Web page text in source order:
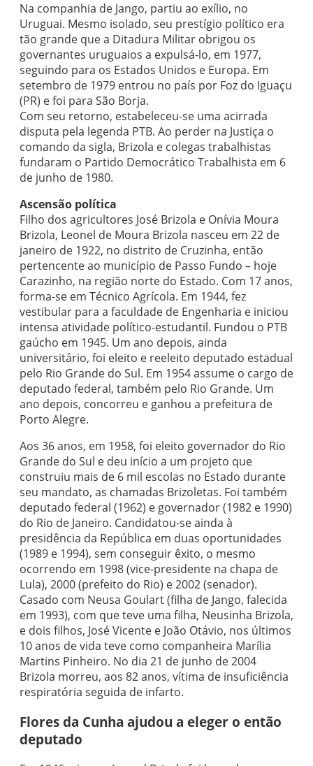
Na companhia de Jango, partiu ao exílio, no
Uruguai. Mesmo isolado, seu prestígio político era
tão grande que a Ditadura Militar obrigou os
governantes uruguaios a expulsá-lo, em 1977,
seguindo para os Estados Unidos e Europa. Em
setembro de 1979 entrou no país por Foz do Iguaçu
(PR) e foi para São Borja.
Com seu retorno, estabeleceu-se uma acirrada
disputa pela legenda PTB. Ao perder na Justiça o
comando da sigla, Brizola e colegas trabalhistas
fundaram o Partido Democrático Trabalhista em 6
de junho de 1980.
Ascensão política
Filho dos agricultores José Brizola e Onívia Moura
Brizola, Leonel de Moura Brizola nasceu em 22 de
janeiro de 1922, no distrito de Cruzinha, então
pertencente ao município de Passo Fundo – hoje
Carazinho, na região norte do Estado. Com 17 anos,
forma-se em Técnico Agrícola. Em 1944, fez
vestibular para a faculdade de Engenharia e iniciou
intensa atividade político-estudantil. Fundou o PTB
gaúcho em 1945. Um ano depois, ainda
universitário, foi eleito e reeleito deputado estadual
pelo Rio Grande do Sul. Em 1954 assume o cargo de
deputado federal, também pelo Rio Grande. Um
ano depois, concorreu e ganhou a prefeitura de
Porto Alegre.
Aos 36 anos, em 1958, foi eleito governador do Rio
Grande do Sul e deu início a um projeto que
construiu mais de 6 mil escolas no Estado durante
seu mandato, as chamadas Brizoletas. Foi também
deputado federal (1962) e governador (1982 e 1990)
do Rio de Janeiro. Candidatou-se ainda à
presidência da República em duas oportunidades
(1989 e 1994), sem conseguir êxito, o mesmo
ocorrendo em 1998 (vice-presidente na chapa de
Lula), 2000 (prefeito do Rio) e 2002 (senador).
Casado com Neusa Goulart (filha de Jango, falecida
em 1993), com que teve uma filha, Neusinha Brizola,
e dois filhos, José Vicente e João Otávio, nos últimos
10 anos de vida teve como companheira Marília
Martins Pinheiro. No dia 21 de junho de 2004
Brizola morreu, aos 82 anos, vítima de insuficiência
respiratória seguida de infarto.
Flores da Cunha ajudou a eleger o então
deputado